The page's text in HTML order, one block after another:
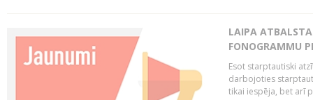
LAIPA
FONOGRAMMU
Esot starptautiski
darbojoties
tikai iespēja, bet arī